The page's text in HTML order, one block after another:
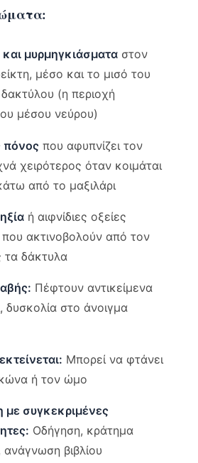
μυρμηγκιάσματα στον
μέσο και το μισό του
(η περιοχή
μέσου νεύρου)
πόνος που αφυπνίζει τον
χειρότερος όταν κοιμάται
από το μαξιλάρι
ή αιφνίδιες οξείες
που ακτινοβολούν από τον
τα δάκτυλα
Πέφτουν αντικείμενα
δυσκολία στο άνοιγμα
Μπορεί να φτάνει
ή τον ώμο
με συγκεκριμένες
Οδήγηση, κράτημα
βιβλίου